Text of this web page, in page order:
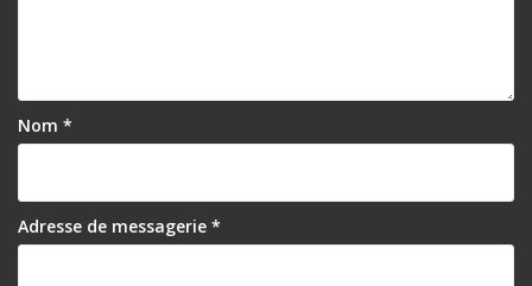
l
’
a
r
Nom *
Adresse de messagerie *